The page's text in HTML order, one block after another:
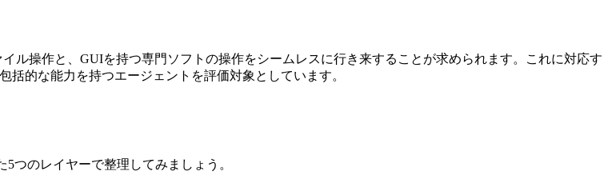
ル操作と、GUIを持つ専門ソフトの操作をシームレスに行き来することが求められます。これに対応す
括的な能力を持つエージェントを評価対象としています。
つのレイヤーで整理してみましょう。